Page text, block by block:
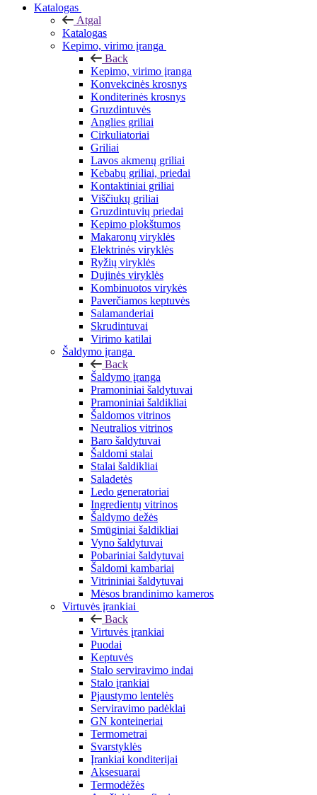
Katalogas
Atgal
Katalogas
Kepimo, virimo įranga
Back
Kepimo, virimo įranga
Konvekcinės krosnys
Konditerinės krosnys
Gruzdintuvės
Anglies griliai
Cirkuliatoriai
Griliai
Lavos akmenų griliai
Kebabų griliai, priedai
Kontaktiniai griliai
Viščiukų griliai
Gruzdintuvių priedai
Kepimo plokštumos
Makaronų viryklės
Elektrinės viryklės
Ryžių viryklės
Dujinės viryklės
Kombinuotos virykės
Paverčiamos keptuvės
Salamanderiai
Skrudintuvai
Virimo katilai
Šaldymo įranga
Back
Šaldymo įranga
Pramoniniai šaldytuvai
Pramoniniai šaldikliai
Šaldomos vitrinos
Neutralios vitrinos
Baro šaldytuvai
Šaldomi stalai
Stalai šaldikliai
Saladetės
Ledo generatoriai
Ingredientų vitrinos
Šaldymo dežės
Smūginiai šaldikliai
Vyno šaldytuvai
Pobariniai šaldytuvai
Šaldomi kambariai
Vitrininiai šaldytuvai
Mėsos brandinimo kameros
Virtuvės įrankiai
Back
Virtuvės įrankiai
Puodai
Keptuvės
Stalo serviravimo indai
Stalo įrankiai
Pjaustymo lentelės
Serviravimo padėklai
GN konteineriai
Termometrai
Svarstyklės
Įrankiai konditerijai
Aksesuarai
Termodėžės